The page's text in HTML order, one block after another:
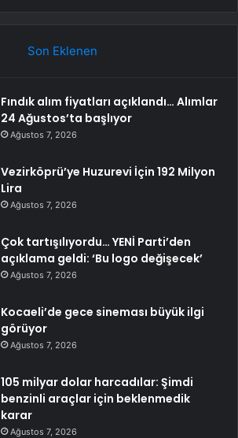
Son Eklenen
Fındık alım fiyatları açıklandı… Alımlar
24 Ağustos’ta başlıyor
Ağustos 7, 2026
Vezirköprü’ye Huzurevi İçin 192 Milyon
Lira
Ağustos 7, 2026
Çok tartışılıyordu… YENİ Parti’den
açıklama geldi: ‘Bu logo değişecek’
Ağustos 7, 2026
Kocaeli’de gece sineması büyük ilgi
görüyor
Ağustos 7, 2026
105 milyar dolar harcadılar: Şimdi
benzinli araçlar için beklenmedik
karar
Ağustos 7, 2026